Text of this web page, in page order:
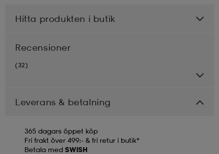
Hitta produkten i butik
Recensioner
(32)
Leverans & betalning
365 dagars öppet köp
Fri frakt över 499:- & fri retur i butik*
Betala med SWISH